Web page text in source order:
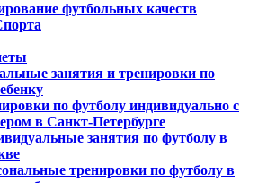
футбольных качеств
занятия и тренировки по
по футболу индивидуально с
в Санкт-Петербурге
занятия по футболу в
тренировки по футболу в